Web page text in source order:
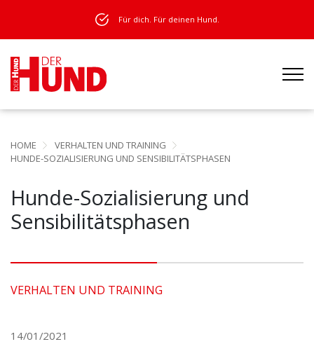
Für dich. Für deinen Hund.
HOME
VERHALTEN UND TRAINING
HUNDE-SOZIALISIERUNG UND SENSIBILITÄTSPHASEN
Hunde-Sozialisierung und
Sensibilitätsphasen
VERHALTEN UND TRAINING
14/01/2021